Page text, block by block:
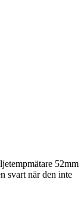
52mm
svart när den inte